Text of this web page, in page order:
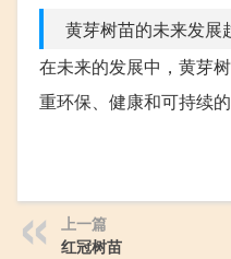
黄芽树苗的未来发展
在未来的发展中，黄芽
重环保、健康和可持续
上一篇
红冠树苗